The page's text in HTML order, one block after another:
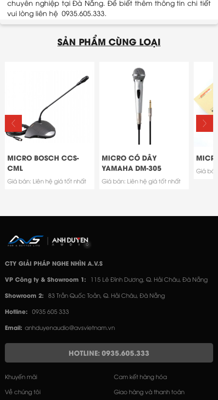
chuyên nghiệp tại Đà Nẵng. Để biết thêm thông tin chi tiết
vui lòng liên hệ 0935.605.333.
SẢN PHẨM CÙNG LOẠI
MICRO BOSCH CCS-
CML
Giá bán: Liên hệ giá tốt nhất
MICRO CÓ DÂY
YAMAHA DM-305
Giá bán: Liên hệ giá tốt nhất
Giá
CTY GIẢI PHÁP NGHE NHÌN A.V.S
VP Công ty & Showroom 1: 115 Lê Đình Dương, Q. Hải Châu, Đà Nẵng
Showroom 2: 83 Trần Quốc Toản, Q. Hải Châu, Đà Nẵng
Hotline: 0935 605 333
Email: anhduyenaudio@avsvietnam.vn
HOTLINE: 0935.605.333
Khuyến mãi
Về chúng tôi
Cam kết hàng hóa
Giao hàng và thanh toán